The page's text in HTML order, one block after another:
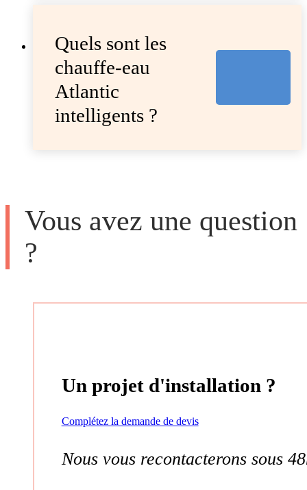
Quels sont les
chauffe-eau
Atlantic
intelligents ?
Vous avez une question
?
Un projet d'installation ?
Complétez la demande de devis
Nous vous recontacterons sous